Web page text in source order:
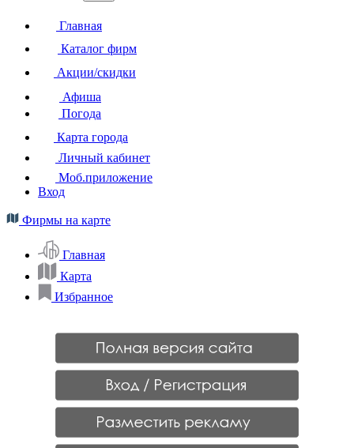
Главная
Каталог фирм
Акции/скидки
Афиша
Погода
Карта города
Личный кабинет
Моб.приложение
Вход
Фирмы на карте
Главная
Карта
Избранное